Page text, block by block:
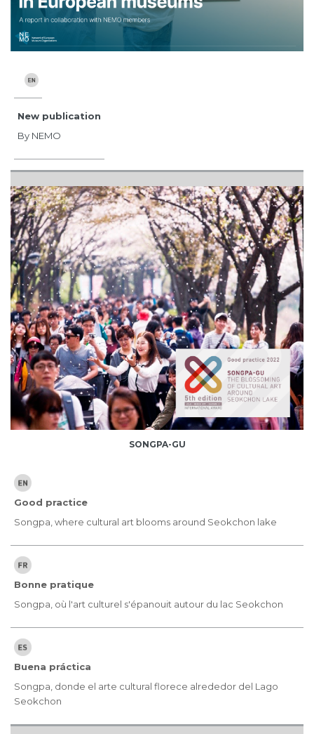
New publication
By NEMO
SONGPA-GU
Good practice
Songpa, where cultural art blooms around Seokchon lake
Bonne pratique
Songpa, où l'art culturel s'épanouit autour du lac Seokchon
Buena práctica
Songpa, donde el arte cultural florece alrededor del Lago
Seokchon